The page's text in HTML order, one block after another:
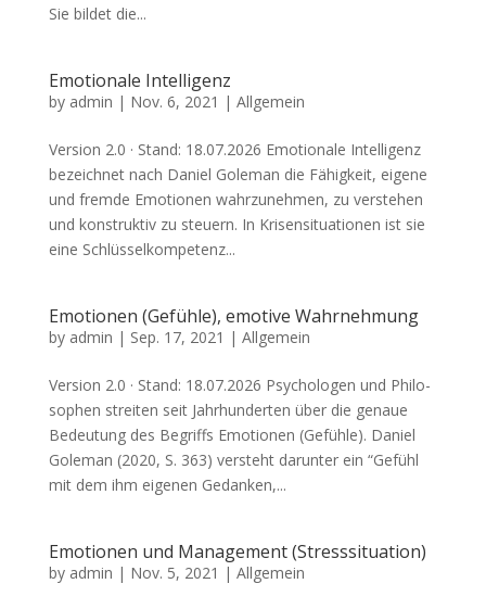
Sie bil­det die...
Emotionale Intelligenz
by admin | Nov. 6, 2021 | Allgemein
Ver­si­on 2.0 · Stand: 18.07.2026 Emo­tio­na­le Intel­li­genz
bezeich­net nach Dani­el Gole­man die Fähig­keit, eige­ne
und frem­de Emo­tio­nen wahr­zu­neh­men, zu ver­ste­hen
und kon­struk­tiv zu steu­ern. In Kri­sen­si­tua­tio­nen ist sie
eine Schlüs­sel­kom­pe­tenz...
Emotionen (Gefühle), emotive Wahrnehmung
by admin | Sep. 17, 2021 | Allgemein
Ver­si­on 2.0 · Stand: 18.07.2026 Psy­cho­lo­gen und Phi­lo­
so­phen strei­ten seit Jahr­hun­der­ten über die genaue
Bedeu­tung des Begriffs Emo­tio­nen (Gefüh­le). Dani­el
Gole­man (2020, S. 363) ver­steht dar­un­ter ein “Gefühl
mit dem ihm eige­nen Gedan­ken,...
Emotionen und Management (Stresssituation)
by admin | Nov. 5, 2021 | Allgemein